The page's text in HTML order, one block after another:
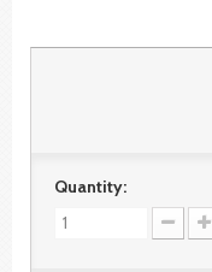
Quantity: